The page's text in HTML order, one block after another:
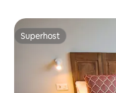
Superhost
Superhost